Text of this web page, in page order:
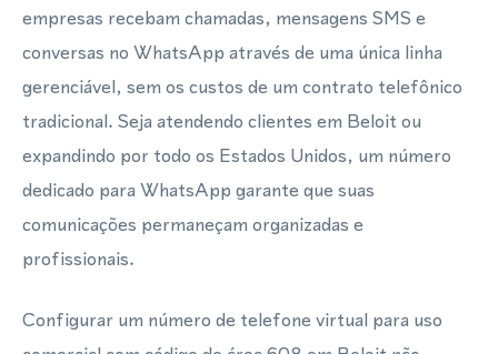
empresas recebam chamadas, mensagens SMS e
conversas no WhatsApp através de uma única linha
gerenciável, sem os custos de um contrato telefônico
tradicional. Seja atendendo clientes em Beloit ou
expandindo por todo os Estados Unidos, um número
dedicado para WhatsApp garante que suas
comunicações permaneçam organizadas e
profissionais.
Configurar um número de telefone virtual para uso